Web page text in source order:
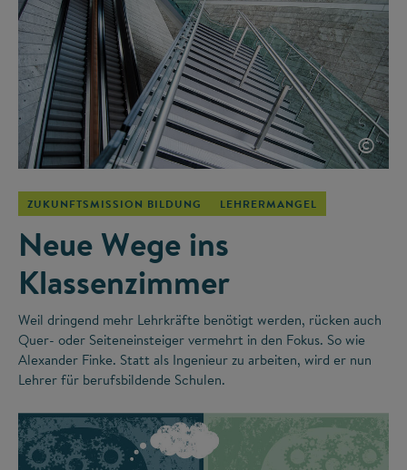
©
ZUKUNFTSMISSION BILDUNG LEHRERMANGEL
Neue Wege ins
Klassenzimmer
Weil dringend mehr Lehrkräfte benötigt werden, rücken auch
Quer- oder Seiteneinsteiger vermehrt in den Fokus. So wie
Alexander Finke. Statt als Ingenieur zu arbeiten, wird er nun
Lehrer für berufsbildende Schulen.